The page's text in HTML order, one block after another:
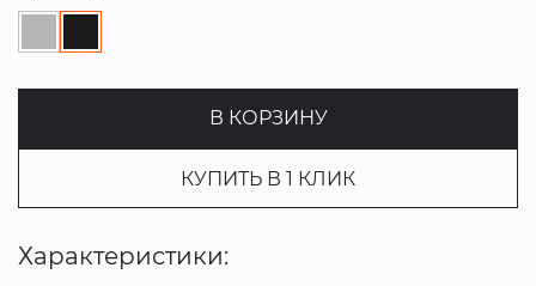
В КОРЗИНУ
КУПИТЬ В 1 КЛИК
Характеристики: